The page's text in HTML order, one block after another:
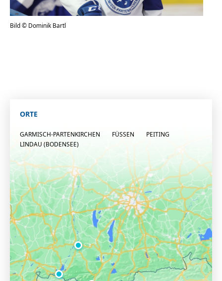
Podcast
Bild © Dominik Bartl
ORTE
GARMISCH-PARTENKIRCHEN FÜSSEN
PEITING
LINDAU (BODENSEE)